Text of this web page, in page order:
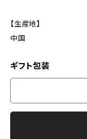
【生産地】
中国
ギフト包装